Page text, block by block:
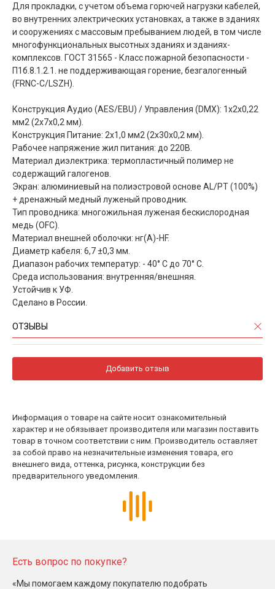
Для прокладки, с учетом объема горючей нагрузки кабелей,
во внутренних электрических установках, а также в зданиях
и сооружениях с массовым пребыванием людей, в том числе
многофункциональных высотных зданиях и зданиях-
комплексов. ГОСТ 31565 - Класс пожарной безопасности -
П1б.8.1.2.1. не поддерживающая горение, безгалогенный
(FRNC-C/LSZH).
Конструкция Аудио (AES/EBU) / Управления (DMX): 1х2x0,22
мм2 (2х7х0,2 мм).
Конструкция Питание: 2x1,0 мм2 (2х30х0,2 мм).
Рабочее напряжение жил питания: до 220В.
Материал диэлектрика: термопластичный полимер не
содержащий галогенов.
Экран: алюминиевый на полиэстровой основе AL/PT (100%)
+ дренажный медный луженый проводник.
Тип проводника: многожильная луженая бескислородная
медь (OFC).
Материал внешней оболочки: нг(А)-HF.
Диаметр кабеля: 6,7 ±0,3 мм.
Диапазон рабочих температур: - 40° С до 70° С.
Среда использования: внутренняя/внешняя.
Устойчив к УФ.
Сделано в России.
ОТЗЫВЫ
Добавить отзыв
Информация о товаре на сайте носит ознакомительный
характер и не обязывает производителя или магазин поставить
товар в точном соответствии с ним. Производитель оставляет
за собой право на незначительные изменения товара, его
внешнего вида, оттенка, рисунка, конструкции без
предварительного уведомления.
Есть вопрос по покупке?
«Мы помогаем каждому покупателю подобрать